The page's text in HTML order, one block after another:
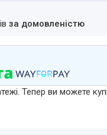
за домовленістю
Тепер ви можете